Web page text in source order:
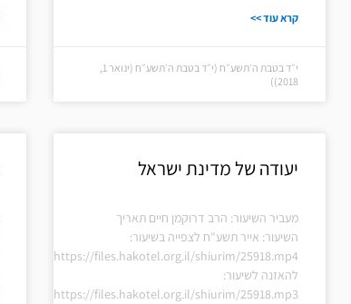
קרא עוד >>
י״ד בטבת ה׳תשע״ח (י״ד בטבת ה׳תשע״ח (ינואר 1,
2018))
יעודה של מדינת ישראל
מעביר השיעור: הרב דרוקמן חיים תאריך
השיעור: אייר תשע"ח לצפייה בשיעור:
https://files.hakotel.org.il/shiurim/25918.mp4
להאזנה לשיעור:
https://files.hakotel.org.il/shiurim/25918.mp3